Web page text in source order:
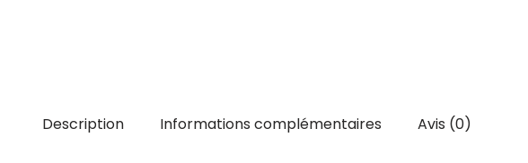
Description Informations complémentaires Avis (0)